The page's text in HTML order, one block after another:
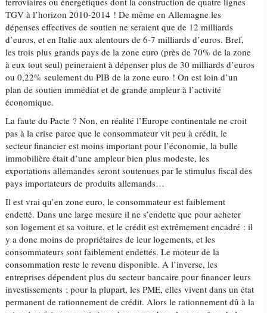
TGV à l’horizon 2010-2014 ! De même en Allemagne les
dépenses effectives de soutien ne seraient que de 12 milliards
d’euros, et en Italie aux alentours de 6-7 milliards d’euros. Bref,
les trois plus grands pays de la zone euro (près de 70% de la zone
à eux tout seul) peineraient à dépenser plus de 30 milliards d’euros
ou 0,22% seulement du PIB de la zone euro ! On est loin d’un
plan de soutien immédiat et de grande ampleur à l’activité
économique.
La faute du Pacte ? Non, en réalité l’Europe continentale ne croit
pas à la crise parce que le consommateur vit peu à crédit, le
secteur financier est moins important pour l’économie, la bulle
immobilière était d’une ampleur bien plus modeste, les
exportations allemandes seront soutenues par le stimulus fiscal des
pays importateurs de produits allemands…
Il est vrai qu’en zone euro, le consommateur est faiblement
endetté. Dans une large mesure il ne s’endette que pour acheter
son logement et sa voiture, et le crédit est extrêmement encadré : il
y a donc moins de propriétaires de leur logements, et les
consommateurs sont faiblement endettés. Le moteur de la
consommation reste le revenu disponible. A l’inverse, les
entreprises dépendent plus du secteur bancaire pour financer leurs
investissements ; pour la plupart, les PME, elles vivent dans un état
permanent de rationnement de crédit. Alors le rationnement dû à la